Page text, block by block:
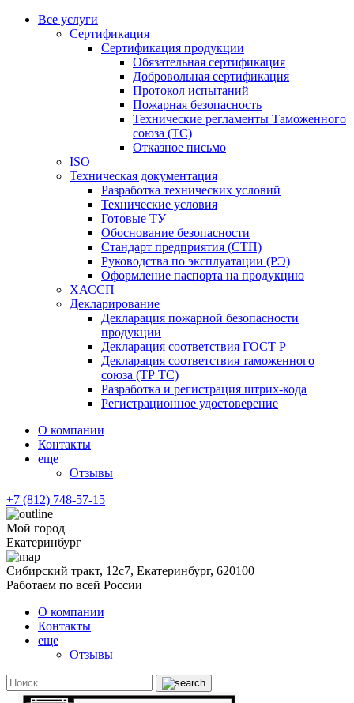
Все услуги
Сертификация
Сертификация продукции
Обязательная сертификация
Добровольная сертификация
Протокол испытаний
Пожарная безопасность
Технические регламенты Таможенного
союза (ТС)
Отказное письмо
ISO
Техническая документация
Разработка технических условий
Технические условия
Готовые ТУ
Обоснование безопасности
Стандарт предприятия (СТП)
Руководства по эксплуатации (РЭ)
Оформление паспорта на продукцию
ХАССП
Декларирование
Декларация пожарной безопасности
продукции
Декларация соответствия ГОСТ Р
Декларация соответствия таможенного
союза (ТР ТС)
Разработка и регистрация штрих-кода
Регистрационное удостоверение
О компании
Контакты
еще
Отзывы
+7 (812) 748-57-15
Мой город
Екатеринбург
Сибирский тракт, 12с7, Екатеринбург, 620100
Работаем по всей России
О компании
Контакты
еще
Отзывы